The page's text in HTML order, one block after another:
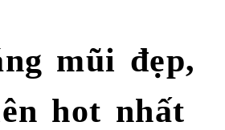
mũi đẹp,
hot nhất